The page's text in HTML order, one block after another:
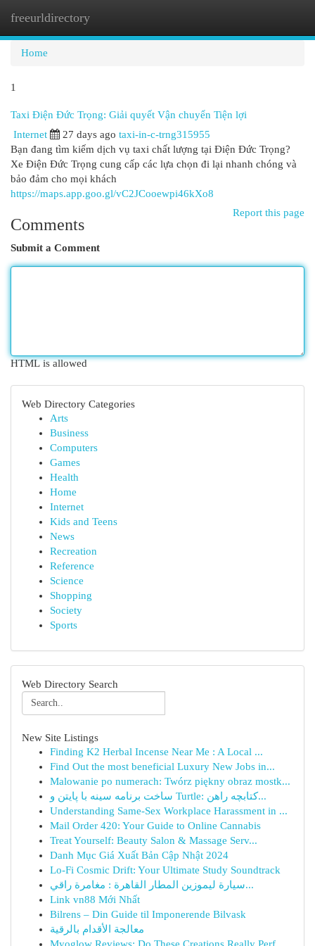
freeurldirectory
Home
1
Taxi Điện Đức Trọng: Giải quyết Vận chuyển Tiện lợi
Internet 27 days ago taxi-in-c-trng315955
Bạn đang tìm kiếm dịch vụ taxi chất lượng tại Điện Đức Trọng?
Xe Điện Đức Trọng cung cấp các lựa chọn đi lại nhanh chóng và
bảo đảm cho mọi khách
https://maps.app.goo.gl/vC2JCooewpi46kXo8
Report this page
Comments
Submit a Comment
HTML is allowed
Web Directory Categories
Arts
Business
Computers
Games
Health
Home
Internet
Kids and Teens
News
Recreation
Reference
Science
Shopping
Society
Sports
Web Directory Search
New Site Listings
Finding K2 Herbal Incense Near Me : A Local ...
Find Out the most beneficial Luxury New Jobs in...
Malowanie po numerach: Twórz piękny obraz mostk...
ساخت برنامه سینه با پایتن و Turtle: کتابچه راهن...
Understanding Same-Sex Workplace Harassment in ...
Mail Order 420: Your Guide to Online Cannabis
Treat Yourself: Beauty Salon & Massage Serv...
Danh Mục Giá Xuất Bản Cập Nhật 2024
Lo-Fi Cosmic Drift: Your Ultimate Study Soundtrack
سيارة ليموزين المطار القاهرة : مغامرة راقي...
Link vn88 Mới Nhất
Bilrens – Din Guide til Imponerende Bilvask
معالجة الأقدام بالرقية